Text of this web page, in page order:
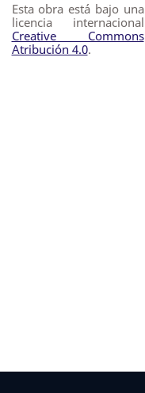
Esta obra está bajo una
licencia internacional
Creative Commons
Atribución 4.0.